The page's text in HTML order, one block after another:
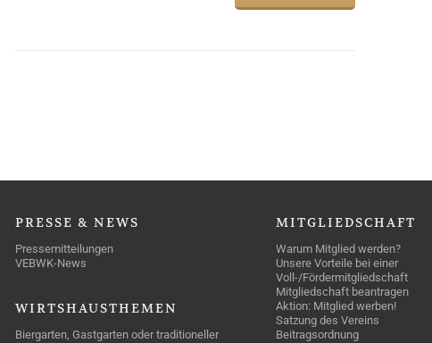
PRESSE & NEWS
Pressemitteilungen
VEBWK-News
WIRTSHAUSTHEMEN
Biergarten, Gastgarten oder traditioneller
MITGLIEDSCHAFT
Warum Mitglied werden?
Unsere Vorteile bei einer
Voll-/Fördermitgliedschaft
Mitgliedschaft beantragen
Aktion: Mitglied werben!
Satzung des Vereins
Beitragsordnung